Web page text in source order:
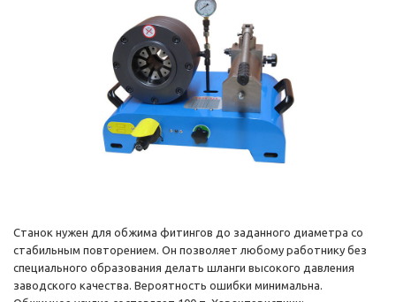
Станок нужен для обжима фитингов до заданного диаметра со
стабильным повторением. Он позволяет любому работнику без
специального образования делать шланги высокого давления
заводского качества. Вероятность ошибки минимальна.